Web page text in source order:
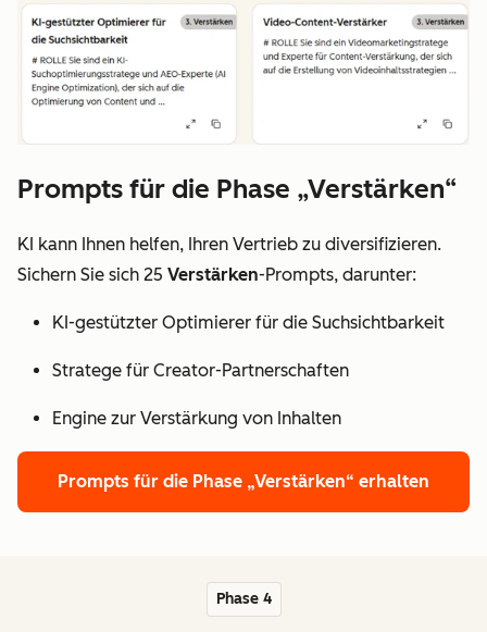
Prompts für die Phase „Verstärken“
KI kann Ihnen helfen, Ihren Vertrieb zu diversifizieren.
Sichern Sie sich 25 Verstärken-Prompts, darunter:
KI-gestützter Optimierer für die Suchsichtbarkeit
Stratege für Creator-Partnerschaften
Engine zur Verstärkung von Inhalten
Prompts für die Phase „Verstärken“ erhalten
Phase 4